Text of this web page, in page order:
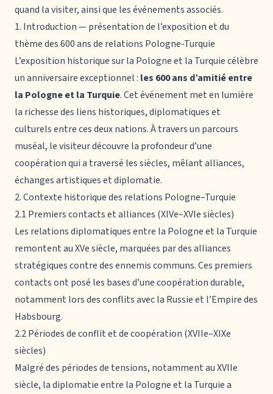
quand la visiter, ainsi que les événements associés.
1. Introduction — présentation de l’exposition et du
thème des 600 ans de relations Pologne-Turquie
L’exposition historique sur la Pologne et la Turquie célèbre
un anniversaire exceptionnel : les 600 ans d’amitié entre
la Pologne et la Turquie. Cet événement met en lumière
la richesse des liens historiques, diplomatiques et
culturels entre ces deux nations. À travers un parcours
muséal, le visiteur découvre la profondeur d’une
coopération qui a traversé les siècles, mêlant alliances,
échanges artistiques et diplomatie.
2. Contexte historique des relations Pologne–Turquie
2.1 Premiers contacts et alliances (XIVe–XVIe siècles)
Les relations diplomatiques entre la Pologne et la Turquie
remontent au XVe siècle, marquées par des alliances
stratégiques contre des ennemis communs. Ces premiers
contacts ont posé les bases d’une coopération durable,
notamment lors des conflits avec la Russie et l’Empire des
Habsbourg.
2.2 Périodes de conflit et de coopération (XVIIe–XIXe
siècles)
Malgré des périodes de tensions, notamment au XVIIe
siècle, la diplomatie entre la Pologne et la Turquie a